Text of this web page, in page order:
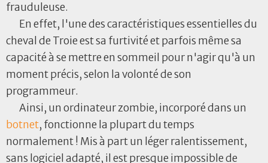
frauduleuse.
En effet, l'une des caractéristiques essentielles du
cheval de Troie est sa furtivité et parfois même sa
capacité à se mettre en sommeil pour n'agir qu'à un
moment précis, selon la volonté de son
programmeur.
Ainsi, un ordinateur zombie, incorporé dans un
botnet, fonctionne la plupart du temps
normalement ! Mis à part un léger ralentissement,
sans logiciel adapté, il est presque impossible de